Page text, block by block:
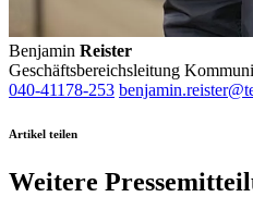
Benjamin Reister
Geschäftsbereichsleitung
040-41178-253
Artikel teilen
Weitere